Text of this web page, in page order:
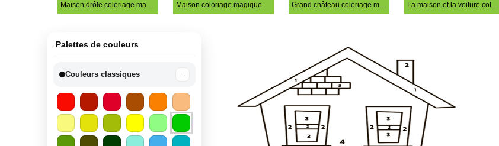
Maison drôle coloriage magique Maison coloriage magique Grand château coloriage magique La maison et la voiture coloriage magique
Palettes de couleurs
Couleurs classiques −